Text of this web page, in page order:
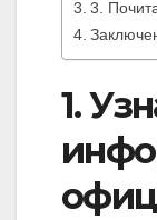
3.
1.